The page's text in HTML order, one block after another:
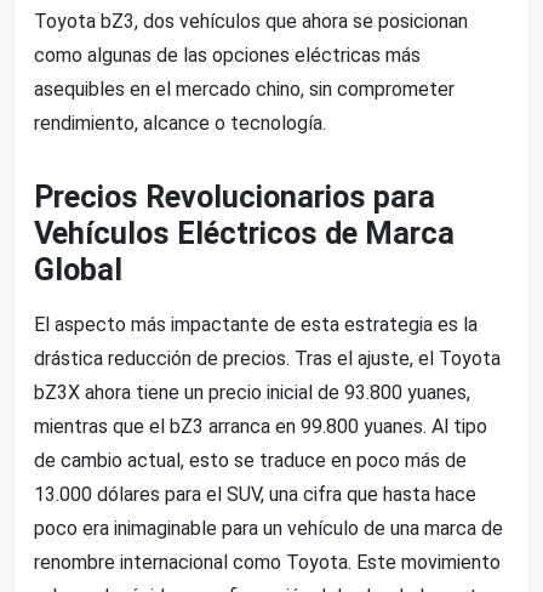
Toyota bZ3, dos vehículos que ahora se posicionan
como algunas de las opciones eléctricas más
asequibles en el mercado chino, sin comprometer
rendimiento, alcance o tecnología.
Precios Revolucionarios para
Vehículos Eléctricos de Marca
Global
El aspecto más impactante de esta estrategia es la
drástica reducción de precios. Tras el ajuste, el Toyota
bZ3X ahora tiene un precio inicial de 93.800 yuanes,
mientras que el bZ3 arranca en 99.800 yuanes. Al tipo
de cambio actual, esto se traduce en poco más de
13.000 dólares para el SUV, una cifra que hasta hace
poco era inimaginable para un vehículo de una marca de
renombre internacional como Toyota. Este movimiento